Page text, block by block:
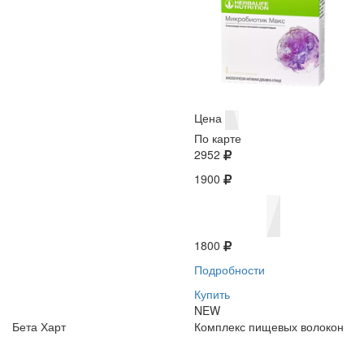
Цена
По карте
2952
1900
1800
Подробности
Купить
NEW
Бета Харт
Комплекс пищевых волокон